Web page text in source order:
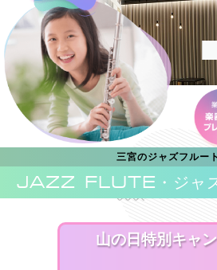
三宮のジャズフルー
JAZZ FLUTE ・ジャ
山の日特別キャ